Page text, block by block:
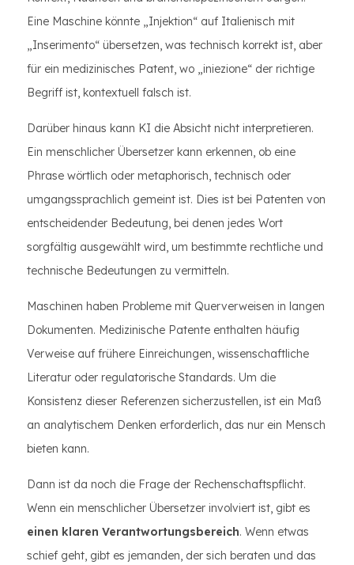
Eine Maschine könnte „Injektion“ auf Italienisch mit
„Inserimento“ übersetzen, was technisch korrekt ist, aber
für ein medizinisches Patent, wo „iniezione“ der richtige
Begriff ist, kontextuell falsch ist.
Darüber hinaus kann KI die Absicht nicht interpretieren.
Ein menschlicher Übersetzer kann erkennen, ob eine
Phrase wörtlich oder metaphorisch, technisch oder
umgangssprachlich gemeint ist. Dies ist bei Patenten von
entscheidender Bedeutung, bei denen jedes Wort
sorgfältig ausgewählt wird, um bestimmte rechtliche und
technische Bedeutungen zu vermitteln.
Maschinen haben Probleme mit Querverweisen in langen
Dokumenten. Medizinische Patente enthalten häufig
Verweise auf frühere Einreichungen, wissenschaftliche
Literatur oder regulatorische Standards. Um die
Konsistenz dieser Referenzen sicherzustellen, ist ein Maß
an analytischem Denken erforderlich, das nur ein Mensch
bieten kann.
Dann ist da noch die Frage der Rechenschaftspflicht.
Wenn ein menschlicher Übersetzer involviert ist, gibt es
einen klaren Verantwortungsbereich. Wenn etwas
schief geht, gibt es jemanden, der sich beraten und das